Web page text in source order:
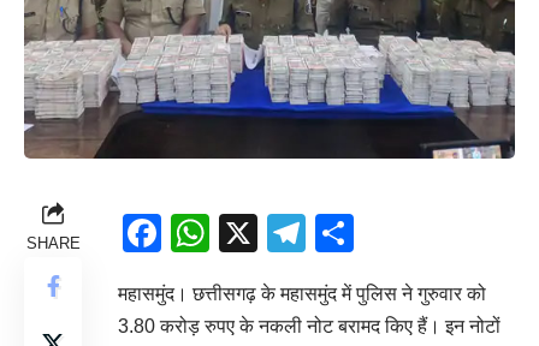
SHARE Facebook
WhatsApp
X Telegram
महासमुंद। छत्तीसगढ़ के महासमुंद में पुलिस ने गुरुवार को
3.80 करोड़ रुपए के नकली नोट बरामद किए हैं। इन नोटों